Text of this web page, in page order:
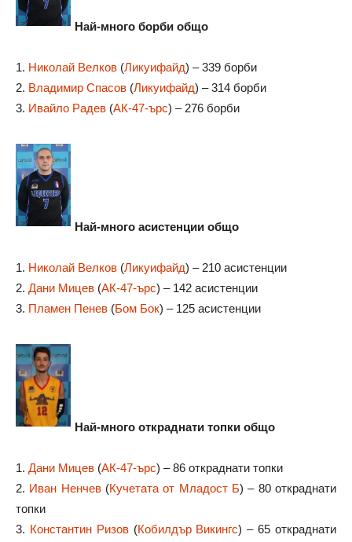
Най-много борби общо
1. Николай Велков (Ликуифайд) – 339 борби
2. Владимир Спасов (Ликуифайд) – 314 борби
3. Ивайло Радев (АК-47-ърс) – 276 борби
Най-много асистенции общо
1. Николай Велков (Ликуифайд) – 210 асистенции
2. Дани Мицев (АК-47-ърс) – 142 асистенции
3. Пламен Пенев (Бом Бок) – 125 асистенции
Най-много откраднати топки общо
1. Дани Мицев (АК-47-ърс) – 86 откраднати топки
2. Иван Ненчев(Кучетата от Младост Б) – 80 откраднати
топки
3. Константин Ризов(Кобилдър Викингс) – 65 откраднати